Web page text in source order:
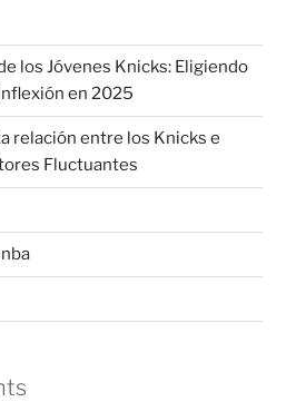
los Jóvenes Knicks: Eligiendo
en 2025
relación entre los Knicks e
Fluctuantes